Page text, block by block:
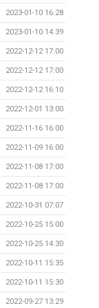
2023-01-10 16:28
2023-01-10 14:39
2022-12-12 17:00
2022-12-12 17:00
2022-12-12 16:10
2022-12-01 13:00
2022-11-16 16:00
2022-11-09 16:00
2022-11-08 17:00
2022-11-08 17:00
2022-10-31 07:07
2022-10-25 15:00
2022-10-25 14:30
2022-10-11 15:35
2022-10-11 15:30
2022-09-27 13:29